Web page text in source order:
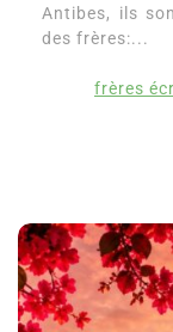
Antibes, ils
des frères:...
frères